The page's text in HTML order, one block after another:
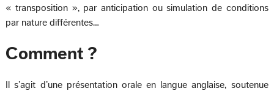
« transposition », par anticipation ou simulation de conditions
par nature différentes…
Comment ?
Il s’agit d’une présentation orale en langue anglaise, soutenue